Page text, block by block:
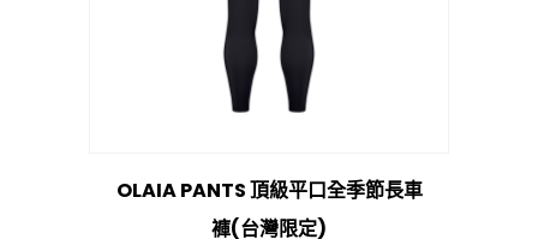
OLAIA PANTS 頂級平口全季節長車
褲(台灣限定)